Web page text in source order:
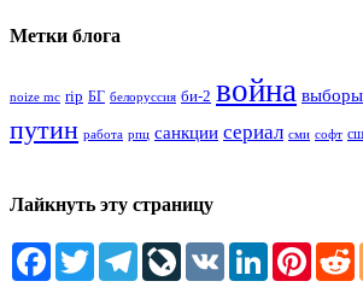
Метки блога
noize mc rip БГ белоруссия би-2 война выборы
путин работа рпц санкции сериал сми софт
Лайкнуть эту страницу
FacebookTwitterTelegramLiveJournal
VK LinkedIn